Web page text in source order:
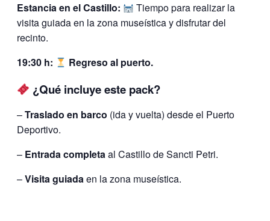
Estancia en el Castillo:
Tiempo para realizar la
visita guiada en la zona museística y disfrutar del
recinto.
19:30 h:
Regreso al puerto.
¿Qué incluye este pack?
–Traslado en barco (ida y vuelta) desde el Puerto
Deportivo.
– Entrada completaal Castillo de Sancti Petri.
–Visita guiadaen la zona museística.